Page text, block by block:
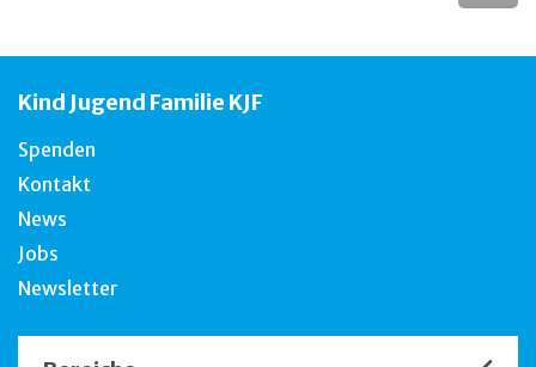
Kind Jugend Familie KJF
Spenden
Kontakt
News
Jobs
Newsletter